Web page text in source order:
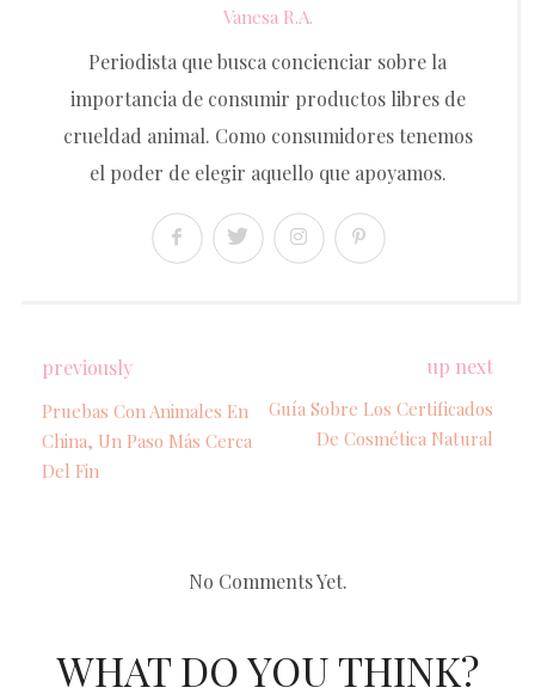
Vanesa R.A.
Periodista que busca concienciar sobre la
importancia de consumir productos libres de
crueldad animal. Como consumidores tenemos
el poder de elegir aquello que apoyamos.
previously
Pruebas Con Animales En
China, Un Paso Más Cerca
Del Fin
up next
Guía Sobre Los Certificados
De Cosmética Natural
No Comments Yet.
WHAT DO YOU THINK?